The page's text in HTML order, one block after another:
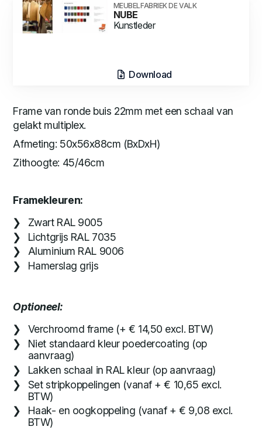
MEUBELFABRIEK DE VALK
NUBE
Kunstleder
Download
Frame van ronde buis 22mm met een schaal van
gelakt multiplex.
Afmeting: 50x56x88cm (BxDxH)
Zithoogte: 45/46cm
Framekleuren:
Zwart RAL 9005
Lichtgrijs RAL 7035
Aluminium RAL 9006
Hamerslag grijs
Optioneel:
Verchroomd frame (+ € 14,50 excl. BTW)
Niet standaard kleur poedercoating (op
aanvraag)
Lakken schaal in RAL kleur (op aanvraag)
Set stripkoppelingen (vanaf + € 10,65 excl.
BTW)
Haak- en oogkoppeling (vanaf + € 9,08 excl.
BTW)